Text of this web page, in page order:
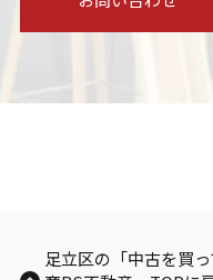
足立区の「中古を買